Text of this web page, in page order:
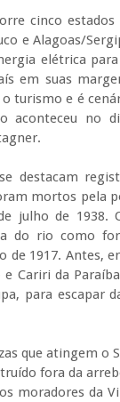
cinco
e Alagoas/
elétrica
em suas
turismo e é
aconteceu no
destacam
mortos pela
julho de 1938.
do rio como
de 1917. Antes,
Cariri da
para escapar
que atingem o
fora da
moradores da